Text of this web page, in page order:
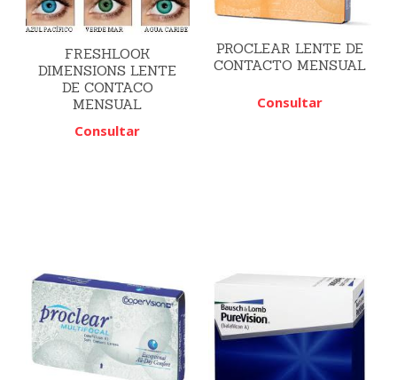
FRESHLOOK
DIMENSIONS LENTE
DE CONTACO
MENSUAL
Consultar
PROCLEAR LENTE DE
CONTACTO MENSUAL
Consultar